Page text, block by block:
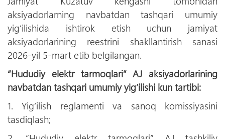
aksiyadorlarning navbatdan tashqari umumiy
yigʻilishida ishtirok etish uchun jamiyat
aksiyadorlarining reestrini shakllantirish sanasi
2026-yil 5-mart etib belgilangan.
“Hududiy elektr tarmoqlari” AJ aksiyadorlarining
navbatdan tashqari umumiy yigʻilishi kun tartibi:
1. Yigʻilish reglamenti va sanoq komissiyasini
tasdiqlash;